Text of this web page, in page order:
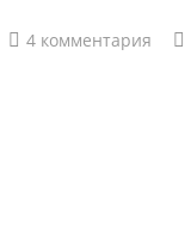
4 комментария